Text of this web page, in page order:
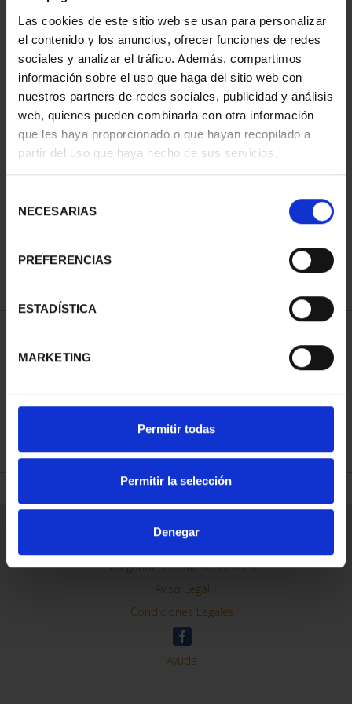
Las cookies de este sitio web se usan para personalizar
el contenido y los anuncios, ofrecer funciones de redes
sociales y analizar el tráfico. Además, compartimos
información sobre el uso que haga del sitio web con
nuestros partners de redes sociales, publicidad y análisis
web, quienes pueden combinarla con otra información
que les haya proporcionado o que hayan recopilado a
partir del uso que haya hecho de sus servicios.
NECESARIAS
PREFERENCIAS
ESTADÍSTICA
MARKETING
Permitir todas
Permitir la selección
Denegar
CAPITALES DE
PROVINCIA COLECCION
3.796,00 €
REFINAR
Información General
Contacto
Preguntas Frequentes (FAQs)
Aviso Legal
Condiciones Legales
Ayuda